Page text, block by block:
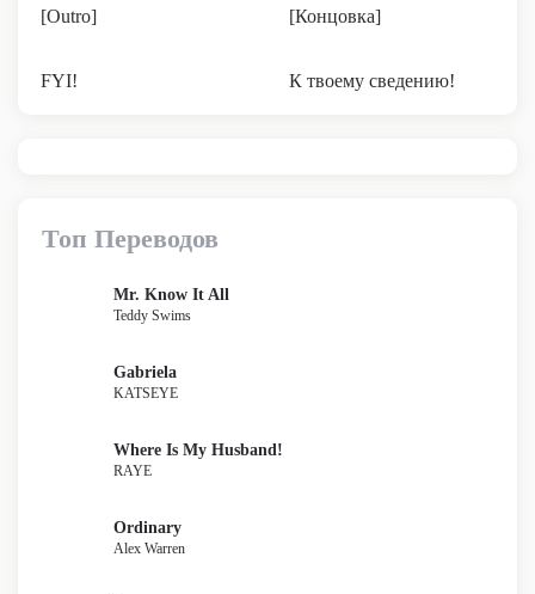
[Outro] [Концовка]
FYI! К твоему сведению!
Топ Переводов
Mr. Know It All
Teddy Swims
Gabriela
KATSEYE
Where Is My Husband!
RAYE
Ordinary
Alex Warren